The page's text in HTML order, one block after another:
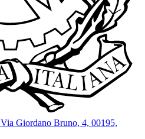
Via Giordano Bruno, 4, 00195,